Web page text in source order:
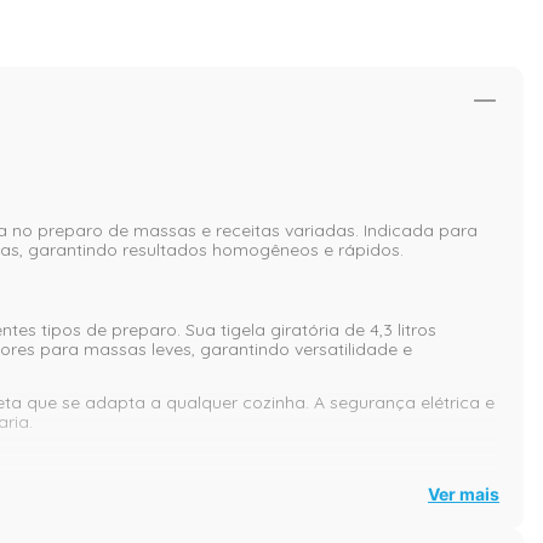
preparo de massas e receitas variadas. Indicada para
garantindo resultados homogêneos e rápidos.
tipos de preparo. Sua tigela giratória de 4,3 litros
para massas leves, garantindo versatilidade e
que se adapta a qualquer cozinha. A segurança elétrica e
Ver mais